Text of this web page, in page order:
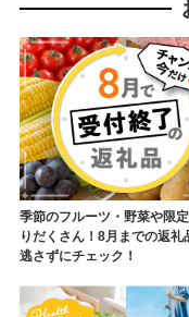
季節のフルーツ・野菜や限
りだくさん！8月までの返礼
逃さずにチェック！